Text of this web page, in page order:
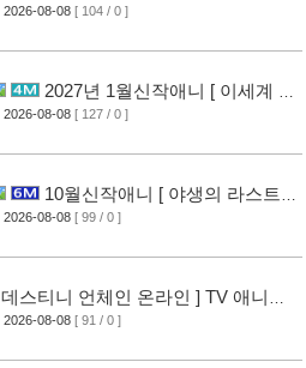
공개 [1]
| 2026-08-08 [ 104 / 0 ]
2027년 1월신작애니 [ 이세계 전
] PV 영상 공개
| 2026-08-08 [ 127 / 0 ]
10월신작애니 [ 야생의 라스트
났다! ] 2기 PV 영상 공개
| 2026-08-08 [ 99 / 0 ]
스티니 언체인 온라인 ] TV 애니메
정 [2]
| 2026-08-08 [ 91 / 0 ]